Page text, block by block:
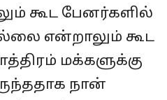
கூட பேனர்களில்
என்றாலும் கூட
மக்களுக்கு
நான்